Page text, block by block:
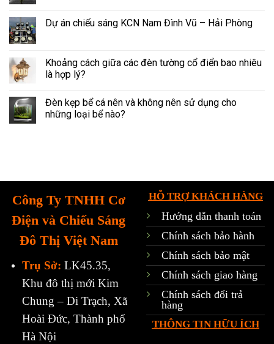
Dự án chiếu sáng KCN Nam Đình Vũ – Hải Phòng
Khoảng cách giữa các đèn tường cổ điển bao nhiêu
là hợp lý?
Đèn kẹp bể cá nên và không nên sử dụng cho
những loại bể nào?
Công Ty TNHH Cơ
Điện và Chiếu Sáng
Đô Thị Việt Nam
Trụ Sở: LK45.35,
Khu đô thị mới Kim
Chung – Di Trạch, Xã
Hoài Đức, Thành phố
Hà Nội
HỖ TRỢ KHÁCH HÀNG
Hướng dẫn thanh toán
Chính sách bảo hành
Chính sách bảo mật
Chính sách giao hàng
Chính sách đổi trả
hàng
THÔNG TIN HỮU ÍCH